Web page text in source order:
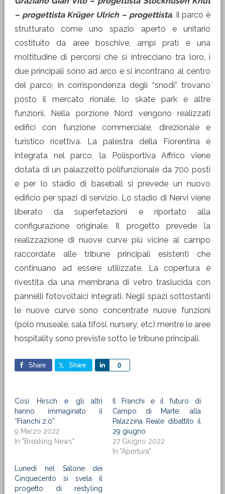
– progettista Krüger Ulrich – progettista. Il parco è
strutturato come uno spazio aperto e unitario
costituito da aree boschive, ampi prati e una
moltitudine di percorsi che si intrecciano tra loro, i
due principali sono ad arco e si incontrano al centro
del parco; in corrispondenza degli “snodi” trovano
posto il mercato rionale, lo skate park e altre
funzioni. Nella porzione Nord vengono realizzati
edifici con funzione commerciale, direzionale e
turistico ricettiva. La palestra della Fiorentina è
integrata nel parco, la Polisportiva Affrico viene
dotata di un palazzetto polifunzionale da 700 posti
e per lo stadio di baseball si prevede un nuovo
edificio per spazi di servizio. Lo stadio di Nervi viene
liberato da superfetazioni e riportato alla
configurazione originale. Il progetto prevede la
realizzazione di nuove curve più vicine al campo
raccordate alle tribune principali esistenti che
continuano ad essere utilizzate. La copertura è
rivestita da una membrana di vetro traslucida con
pannelli fotovoltaici integrati. Negli spazi sottostanti
le nuove curve sono concentrate nuove funzioni
(polo museale, sala tifosi, nursery, etc) mentre le aree
hospitality sono previste sotto le tribune principali.
Share Share 0
Share
Così Hirsch e gli altri
hanno immaginato il
“Franchi 2.0”
9 Marzo 2022
In "Breaking News"
Il Franchi e il futuro di
Campo di Marte: alla
Palazzina Reale dibattito il
29 giugno
27 Giugno 2022
In "Apertura"
Lunedì nel Salone dei
Cinquecento si svela il
progetto di restyling